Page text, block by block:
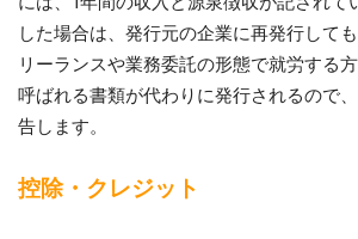
した場合は、発行元の企業に再発行して
リーランスや業務委託の形態で就労する
呼ばれる書類が代わりに発行されるので
告します。
控除・クレジット